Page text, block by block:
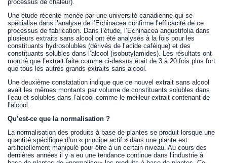
processus de chaleur).
Une étude récente menée par une université canadienne qui se
spécialise dans l’analyse de l’Echinacea confirme l’efficacité de ce
processus de fabrication. Dans l’étude, l’Echinacea angustifolia dans
plusieurs extraits sans alcool ont été analysés à la fois pour les
constituants hydrosolubles (dérivés de l’acide caféique) et des
constituants solubles dans l’alcool (isobutylamides). Les résultats ont
montré que l’extrait faite comme ci-dessus était de 3 à 20 fois plus fort
que tous les autres grands extraits sans alcool.
Une deuxième constatation indique que ce nouvel extrait sans alcool
avait les mêmes montants par volume de constituants solubles dans
l’eau et solubles dans l’alcool comme le meilleur extrait contenant de
l’alcool.
Qu’est-ce que la normalisation ?
La normalisation des produits à base de plantes se produit lorsque une
quantité spécifique d’un « principe actif » dans une plante est
artificiellement manipulé pour être à un certain niveau. Au cours des
dernières années il y a eu une tendance continue dans l’industrie à